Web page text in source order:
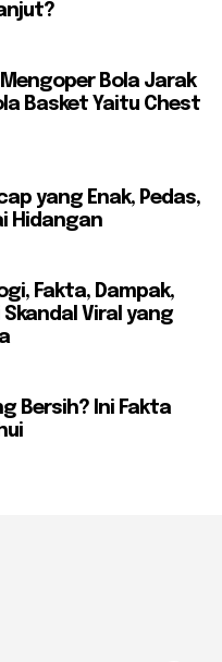
Bola Jarak
Basket Yaitu Chest
yang Enak, Pedas,
Hidangan
Fakta, Dampak,
Viral yang
Bersih? Ini Fakta